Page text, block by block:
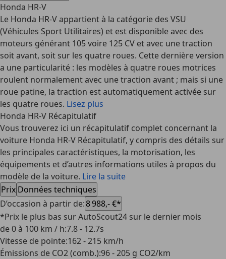
Honda HR-V
Le Honda HR-V appartient à la catégorie des VSU
(Véhicules Sport Utilitaires) et est disponible avec des
moteurs générant 105 voire 125 CV et avec une traction
soit avant, soit sur les quatre roues. Cette dernière version
a une particularité : les modèles à quatre roues motrices
roulent normalement avec une traction avant ; mais si une
roue patine, la traction est automatiquement activée sur
les quatre roues. Lisez plus
Honda HR-V Récapitulatif
Vous trouverez ici un récapitulatif complet concernant la
voiture Honda HR-V Récapitulatif, y compris des détails sur
les principales caractéristiques, la motorisation, les
équipements et d’autres informations utiles à propos du
modèle de la voiture. Lire la suite
Prix Données techniques
D’occasion à partir de:8 988,- €*
*Prix le plus bas sur AutoScout24 sur le dernier mois
de 0 à 100 km / h:7.8 - 12.7s
Vitesse de pointe:162 - 215 km/h
Émissions de CO2 (comb.):96 - 205 g CO2/km